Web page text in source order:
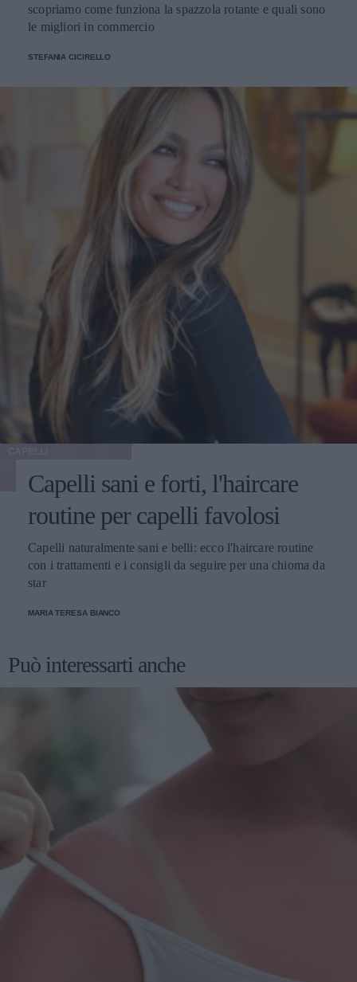
scopriamo come funziona la spazzola rotante e quali sono
le migliori in commercio
STEFANIA CICIRELLO
Capelli sani e forti, l'haircare
routine per capelli favolosi
Capelli naturalmente sani e belli: ecco l'haircare routine
con i trattamenti e i consigli da seguire per una chioma da
star
MARIA TERESA BIANCO
Può interessarti anche